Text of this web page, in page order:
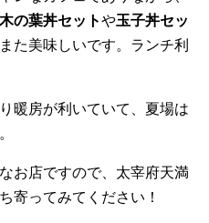
木の葉丼セットや玉子丼セッ
た美味しいです。ランチ利
暖房が利いていて、夏場は
お店ですので、太宰府天満
寄ってみてください！